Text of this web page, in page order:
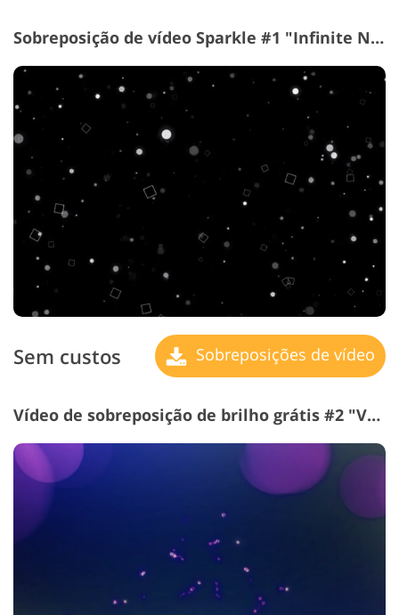
Sobreposição de vídeo Sparkle #1 "Infinite Numbers"
Sem custos Sobreposições de vídeo
Vídeo de sobreposição de brilho grátis #2 "Veil de Mystery"